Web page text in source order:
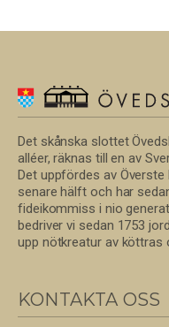
Det skånska slottet
alléer, räknas till en av
Det uppfördes av
senare hälft och har
fideikommiss i nio
bedriver vi sedan 1753
upp nötkreatur av köttras
KONTAKTA OSS